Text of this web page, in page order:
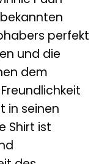
perfekt
und die
dem
in seinen
Shirt ist